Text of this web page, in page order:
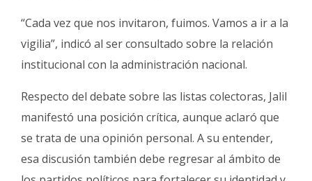
“Cada vez que nos invitaron, fuimos. Vamos a ir a la
vigilia”, indicó al ser consultado sobre la relación
institucional con la administración nacional.
Respecto del debate sobre las listas colectoras, Jalil
manifestó una posición crítica, aunque aclaró que
se trata de una opinión personal. A su entender,
esa discusión también debe regresar al ámbito de